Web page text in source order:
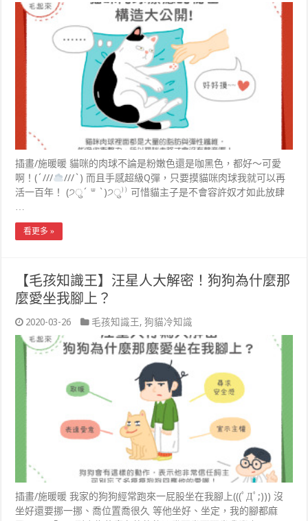
插畫/施暖暖 貓咪的肉球不論是粉嫩色還是咖黑色，都好～可愛
啊！(´///
///`) 而且手感超級Q彈，只要摸貓咪肉球我就可以再
活一百年！ (੭ु´ ᐜ `)੭ु⁾⁾ 可惜貓主子是不會容許奴才如此放肆
…
看更多 »
【毛孩知識王】汪星人大解密！狗狗為什麼那
麼愛坐我腳上？
2020-03-26 毛孩知識王,狗貓冷知識
插畫/施暖暖 我家的狗狗經常跑來一屁股坐在我腳上(((ﾟДﾟ;))) 沒
坐好還要挪一挪、喬位置喬很久 等他坐好、坐定，我的腳都麻